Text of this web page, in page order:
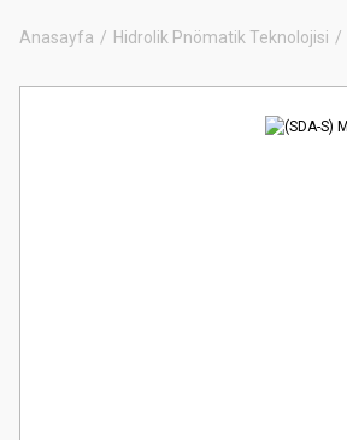
Anasayfa Hidrolik Pnömatik Teknolojisi